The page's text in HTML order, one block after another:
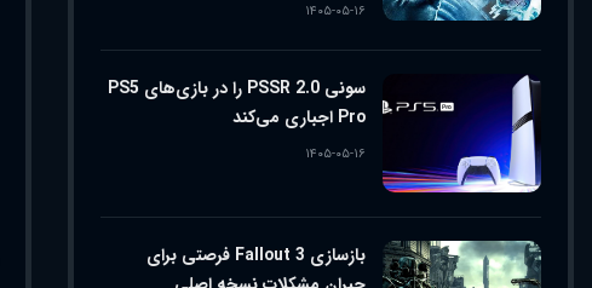
۱۴۰۵-۰۵-۱۶
سونی PSSR 2.0 را در بازی‌های PS5
Pro اجباری می‌کند
۱۴۰۵-۰۵-۱۶
بازسازی Fallout 3 فرصتی برای